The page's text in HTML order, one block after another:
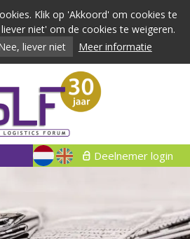
Klik op 'Akkoord' om cookies te
niet' om de cookies te weigeren.
liever niet Meer informatie
Deelnemer login